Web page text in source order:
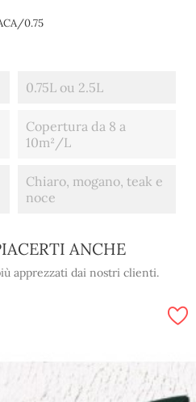
0.75
0.75L ou 2.5L
Copertura da 8 a
10m²/L
Chiaro, mogano, teak e
noce
ANCHE
apprezzati dai nostri clienti.